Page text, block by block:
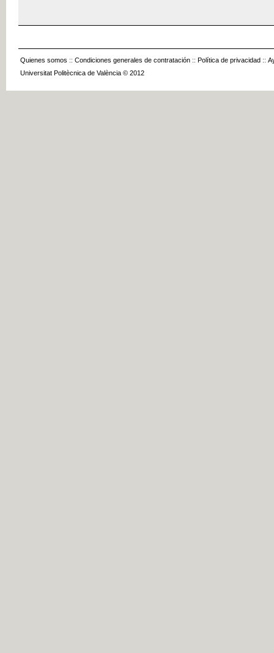
Quienes somos :: Condiciones generales de contratación :: Política de privacidad ::
Universitat Politècnica de València © 2012